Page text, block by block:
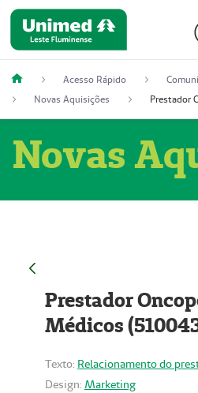
Acesso Rápido
Novas Aquisições
Novas
Prestador
Médicos
Texto: Relacionamento do
Design: Marketing